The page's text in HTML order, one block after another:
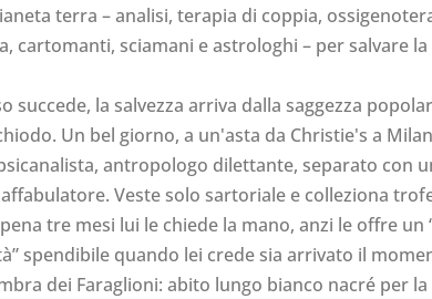
terra – analisi, terapia di coppia,
cartomanti, sciamani e astrologhi – per salvare la
succede, la salvezza arriva dalla saggezza
Un bel giorno, a un'asta da Christie's a
antropologo dilettante, separato con
Veste solo sartoriale e colleziona
tre mesi lui le chiede la mano, anzi le offre un
spendibile quando lei crede sia arrivato il
dei Faraglioni: abito lungo bianco nacré per la